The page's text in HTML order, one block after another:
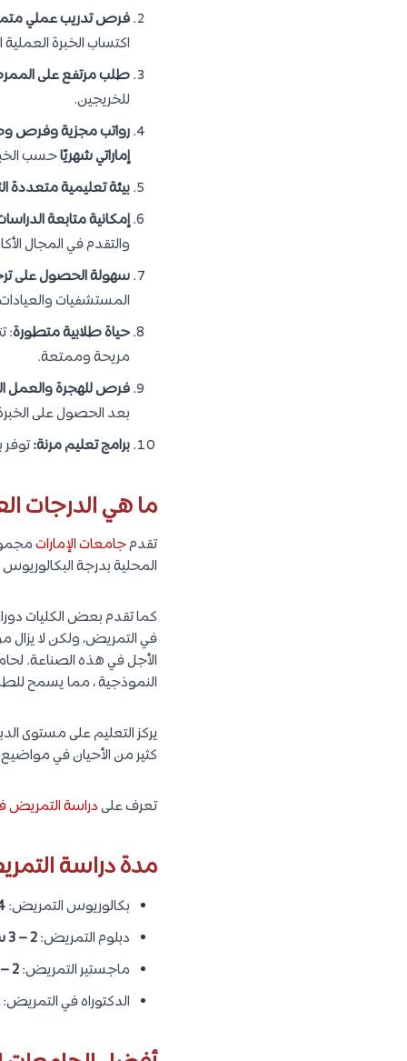
فرص تدريب عملي
اكتساب الخبرة العملية
طلب مرتفع على
للخريجين.
رواتب مجزية وفرص
إماراتي شهريًاحسب
بيئة تعليمية متعددة
إمكانية متابعة
والتقدم في المجال
سهولة الحصول على
المستشفيات
حياة طلابية متطورة:
مريحة وممتعة.
فرص للهجرة والعمل
بعد الحصول على
برامج تعليم مرنة:توفر
ما هي الدرجات
تقدمجامعات الإمارات
المحلية بدرجة
كما تقدم بعض الكليات
في التمريض، ولكن لا
الأجل في هذه الصناعة.
النموذجية ، مما يسمح
يركز التعليم على مستوى
كثير من الأحيان في
تعرف علىدراسة التمريض
مدة دراسة
بكالوريوس التمريض:4
دبلوم التمريض:2 – 3 سنوات
ماجستير التمريض:2 – 3 سنوات
الدكتوراه في التمريض: